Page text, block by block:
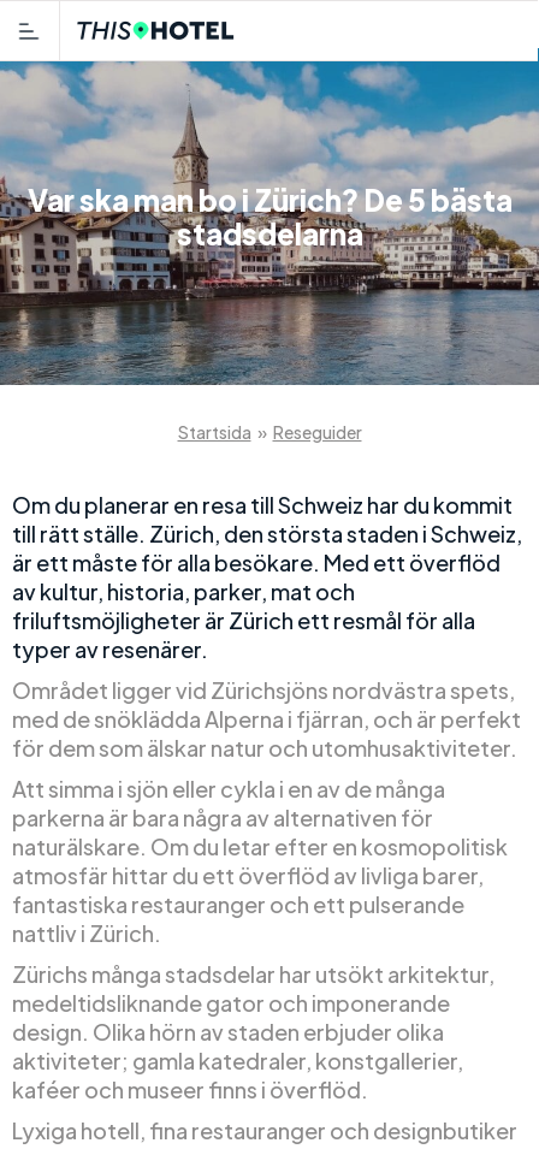
Var ska man bo i Zürich? De 5 bästa
stadsdelarna
Startsida » Reseguider
Om du planerar en resa till Schweiz har du kommit
till rätt ställe. Zürich, den största staden i Schweiz,
är ett måste för alla besökare. Med ett överflöd
av kultur, historia, parker, mat och
friluftsmöjligheter är Zürich ett resmål för alla
typer av resenärer.
Området ligger vid Zürichsjöns nordvästra spets,
med de snöklädda Alperna i fjärran, och är perfekt
för dem som älskar natur och utomhusaktiviteter.
Att simma i sjön eller cykla i en av de många
parkerna är bara några av alternativen för
naturälskare. Om du letar efter en kosmopolitisk
atmosfär hittar du ett överflöd av livliga barer,
fantastiska restauranger och ett pulserande
nattliv i Zürich.
Zürichs många stadsdelar har utsökt arkitektur,
medeltidsliknande gator och imponerande
design. Olika hörn av staden erbjuder olika
aktiviteter; gamla katedraler, konstgallerier,
kaféer och museer finns i överflöd.
Lyxiga hotell, fina restauranger och designbutiker